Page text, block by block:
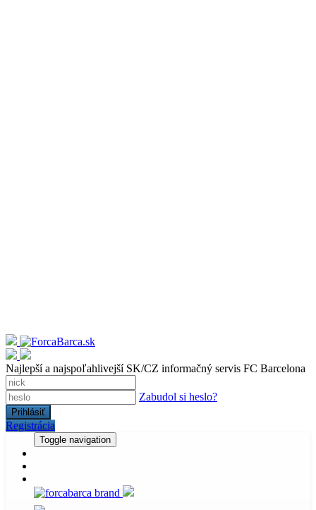
Najlepší a najspoľahlivejší SK/CZ informačný servis FC Barcelona
Zabudol si heslo?
Registrácia
Toggle navigation